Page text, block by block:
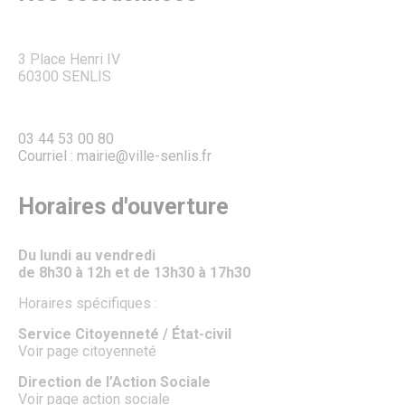
Culture
Évènements culturels
Lieux de culture
Pass’ famille
Associations culturelles
Piscine municipale
Associations sportives
Parcours de marche dans les quartiers
Récompenses sportives et trophées du club sportif de
l’année.
Pass’ famille
Actualités sportives
J.O. Paris 2024
Loisirs
3 Place Henri IV
60300 SENLIS
03 44 53 00 80
Courriel : mairie@ville-senlis.fr
Horaires d'ouverture
Du lundi au vendredi
de 8h30 à 12h et de 13h30 à 17h30
Horaires spécifiques :
Service Citoyenneté / État-civil
Voir page citoyenneté
Direction de l’Action Sociale
Voir page action sociale